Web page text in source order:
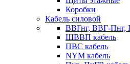
Коробки
Кабель силовой
ВВГнг, ВВГ-Пнг,
ШВВП кабель
ПВС кабель
NYM кабель